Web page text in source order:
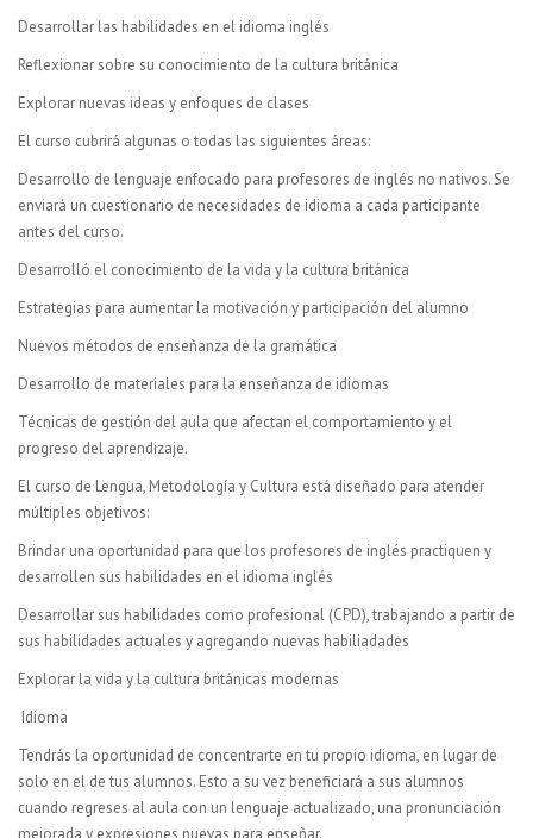
Desarrollar las habilidades en el idioma inglés
Reflexionar sobre su conocimiento de la cultura británica
Explorar nuevas ideas y enfoques de clases
El curso cubrirá algunas o todas las siguientes áreas:
Desarrollo de lenguaje enfocado para profesores de inglés no nativos. Se
enviará un cuestionario de necesidades de idioma a cada participante
antes del curso.
Desarrolló el conocimiento de la vida y la cultura británica
Estrategias para aumentar la motivación y participación del alumno
Nuevos métodos de enseñanza de la gramática
Desarrollo de materiales para la enseñanza de idiomas
Técnicas de gestión del aula que afectan el comportamiento y el
progreso del aprendizaje.
El curso de Lengua, Metodología y Cultura está diseñado para atender
múltiples objetivos:
Brindar una oportunidad para que los profesores de inglés practiquen y
desarrollen sus habilidades en el idioma inglés
Desarrollar sus habilidades como profesional (CPD), trabajando a partir de
sus habilidades actuales y agregando nuevas habiliadades
Explorar la vida y la cultura británicas modernas
Idioma
Tendrás la oportunidad de concentrarte en tu propio idioma, en lugar de
solo en el de tus alumnos. Esto a su vez beneficiará a sus alumnos
cuando regreses al aula con un lenguaje actualizado, una pronunciación
mejorada y expresiones nuevas para enseñar.